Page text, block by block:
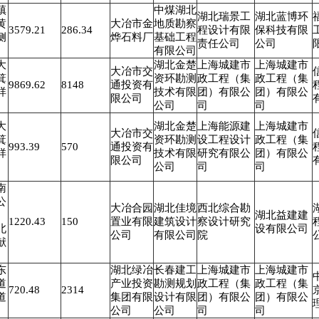
3579.21 286.34
大冶市金
烨石料厂
中煤湖北
地质勘察
基础工程
有限公司
湖北瑞景工
程设计有限
责任公司
湖北蓝博环
保科技有限
公司
9869.62 8148
大冶市交
通投资有
限公司
湖北金楚
资环勘测
技术有限
公司
上海城建市
政工程（集
团）有限公
司
上海城建市
政工程（集
团）有限公
司
993.39 570
大冶市交
通投资有
限公司
湖北金楚
资环勘测
技术有限
公司
上海能源建
设工程设计
研究有限公
司
上海城建市
政工程（集
团）有限公
司
1220.43 150
大冶合园
置业有限
公司
湖北佳境
建筑设计
有限公司
西北综合勘
察设计研究
院
湖北益建建
设有限公司
720.48 2314
湖北绿冶
产业投资
集团有限
公司
长春建工
勘测规划
设计有限
公司
上海城建市
政工程（集
团）有限公
司
上海城建市
政工程（集
团）有限公
司